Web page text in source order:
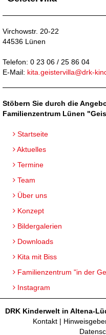
Virchowstr. 20-22
44536 Lünen
Telefon: 0 23 06 / 25 86 04
E-Mail: kita.geistervilla@drk-
Stöbern Sie durch die
Familienzentrum Lünen
Startseite
Aktuelles
Termine
Team
Über uns
Konzept
Bildergalerien
Downloads
Kita mit Biss
Familienzentrum "in der
Instagram
DRK Kinderwelt in Altena-
Kontakt |